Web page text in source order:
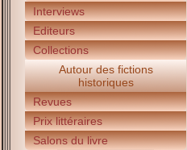
Interviews
Editeurs
Collections
Autour des fictions
historiques
Revues
Prix littéraires
Salons du livre